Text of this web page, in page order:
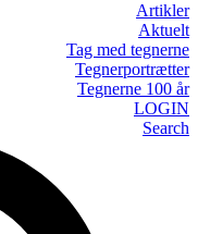
Artikler
Aktuelt
Tag med tegnerne
Tegnerportrætter
Tegnerne 100 år
LOGIN
Search